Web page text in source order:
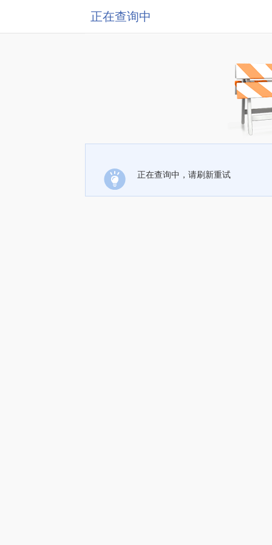
正在查询中
正在查询中，请刷新重试